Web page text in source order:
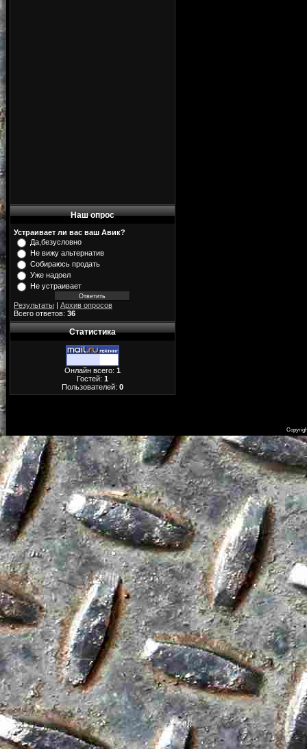
Наш опрос
Устраивает ли вас ваш Авик?
Да,безусловно
Не вижу альтернатив
Собираюсь продать
Уже надоел
Не устраивает
Результаты | Архив опросов
Всего ответов: 36
Статистика
Онлайн всего: 1
Гостей: 1
Пользователей: 0